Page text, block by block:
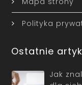
Polityka
Ostatnie
Jak